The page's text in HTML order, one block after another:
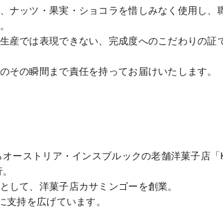
ナッツ・果実・ショコラを惜しみなく使用し、
産では表現できない、完成度へのこだわりの証
その瞬間まで責任を持ってお届けいたします。
ーストリア・インスブルックの老舗洋菓子店
して、洋菓子店カサミンゴーを創業。
支持を広げています。